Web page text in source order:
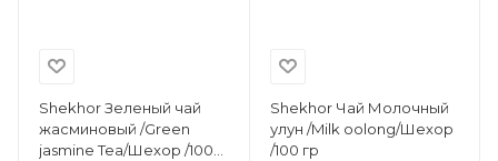
Shekhor Зеленый чай
жасминовый /Green
jasmine Tea/Шехор /100
Shekhor Чай Молочный
улун /Milk oolong/Шехор
/100 гр